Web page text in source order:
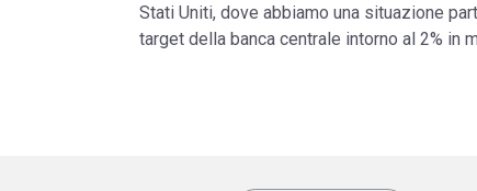
Stati Uniti, dove abbiamo una situazione
target della banca centrale intorno al 2% in